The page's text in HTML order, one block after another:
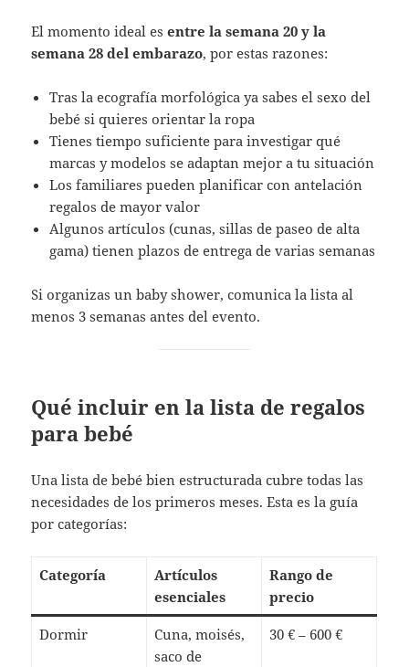
El momento ideal esentre la semana 20 y la
semana 28 del embarazo, por estas razones:
Tras la ecografía morfológica ya sabes el sexo del
bebé si quieres orientar la ropa
Tienes tiempo suficiente para investigar qué
marcas y modelos se adaptan mejor a tu situación
Los familiares pueden planificar con antelación
regalos de mayor valor
Algunos artículos (cunas, sillas de paseo de alta
gama) tienen plazos de entrega de varias semanas
Si organizas un baby shower, comunica la lista al
menos 3 semanas antes del evento.
Qué incluir en la lista de regalos
para bebé
Una lista de bebé bien estructurada cubre todas las
necesidades de los primeros meses. Esta es la guía
por categorías:
Categoría
Artículos
esenciales
Rango de
precio
Dormir
Cuna, moisés,
saco de
30 € – 600 €